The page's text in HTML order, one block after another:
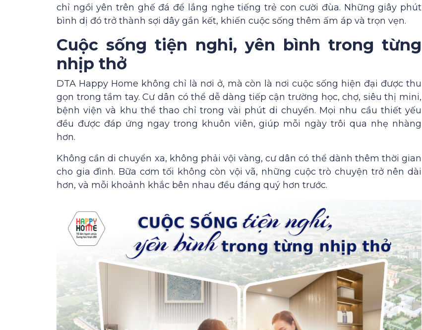
chỉ ngồi yên trên ghế đá để lắng nghe tiếng trẻ con cười đùa. Những giây phút
bình dị đó trở thành sợi dây gắn kết, khiến cuộc sống thêm ấm áp và trọn vẹn.
Cuộc sống tiện nghi, yên bình trong từng
nhịp thở
DTA Happy Home không chỉ là nơi ở, mà còn là nơi cuộc sống hiện đại được thu
gọn trong tầm tay. Cư dân có thể dễ dàng tiếp cận trường học, chợ, siêu thị mini,
bệnh viện và khu thể thao chỉ trong vài phút di chuyển. Mọi nhu cầu thiết yếu
đều được đáp ứng ngay trong khuôn viên, giúp mỗi ngày trôi qua nhẹ nhàng
hơn.
Không cần di chuyển xa, không phải vội vàng, cư dân có thể dành thêm thời gian
cho gia đình. Bữa cơm tối không còn vội vã, những cuộc trò chuyện trở nên dài
hơn, và mỗi khoảnh khắc bên nhau đều đáng quý hơn trước.